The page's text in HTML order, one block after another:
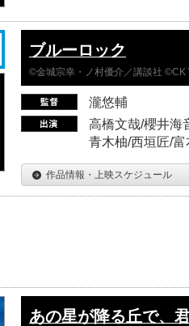
ブルーロック
©金城宗幸・ノ村優介／講談社 ©CK
瀧悠輔
高橋文哉/櫻井海
青木柚/西垣匠/
作品情報・上映スケジュール
あの星が降る丘で、